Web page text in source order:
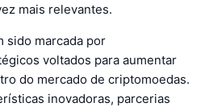
mais relevantes.
sido marcada por
voltados para aumentar
do mercado de criptomoedas.
inovadoras, parcerias